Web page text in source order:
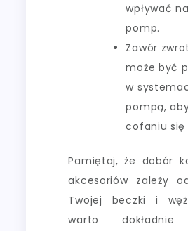
wpływać
pomp.
Zawór
może być
w
pompą,
cofaniu się
Pamiętaj, że dobór
akcesoriów zależy
Twojej beczki i
warto dokładnie